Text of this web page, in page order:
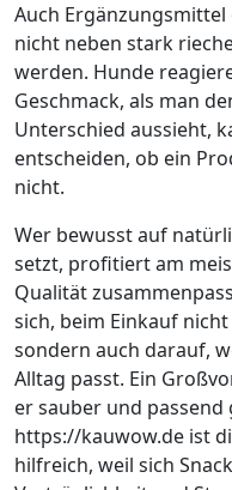
Auch
nicht neben stark
werden. Hunde
Geschmack, als man
Unterschied aussieht,
entscheiden, ob ein
nicht.
Wer bewusst auf
setzt, profitiert am
Qualität
sich, beim Einkauf
sondern auch darauf,
Alltag passt. Ein
er sauber und
https://kauwow.de ist
hilfreich, weil sich